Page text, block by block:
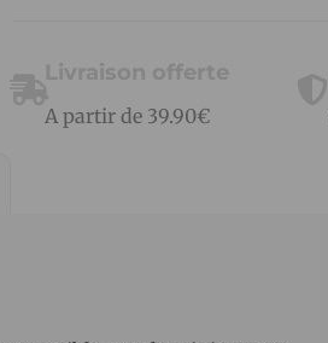
Livraison offerte
A partir de 39.90€